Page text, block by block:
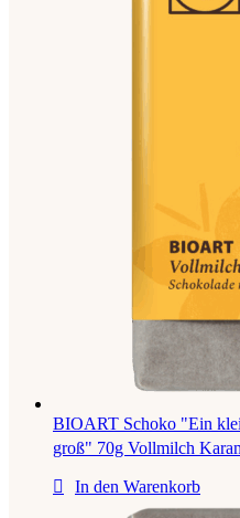
BIOART Schoko "Ein
groß" 70g Vollmilch
In den Warenkorb